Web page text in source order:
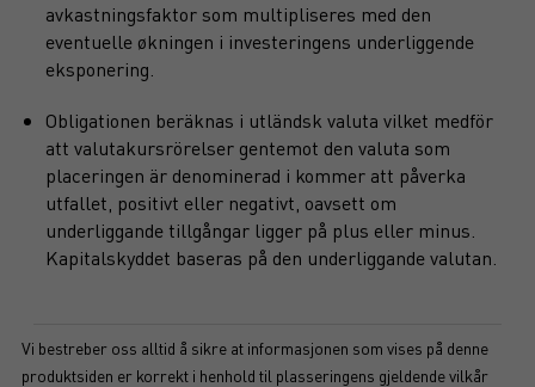
avkastningsfaktor som multipliseres med den
eventuelle økningen i investeringens underliggende
eksponering.
Obligationen beräknas i utländsk valuta vilket medför
att valutakursrörelser gentemot den valuta som
placeringen är denominerad i kommer att påverka
utfallet, positivt eller negativt, oavsett om
underliggande tillgångar ligger på plus eller minus.
Kapitalskyddet baseras på den underliggande valutan.
Vi bestreber oss alltid å sikre at informasjonen som vises på denne
produktsiden er korrekt i henhold til plasseringens gjeldende vilkår